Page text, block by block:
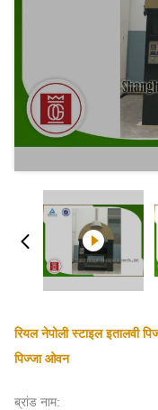
रियल नेपोली स्टाइल इतालवी
पिज्जा ओवन
ब्रांड नाम: